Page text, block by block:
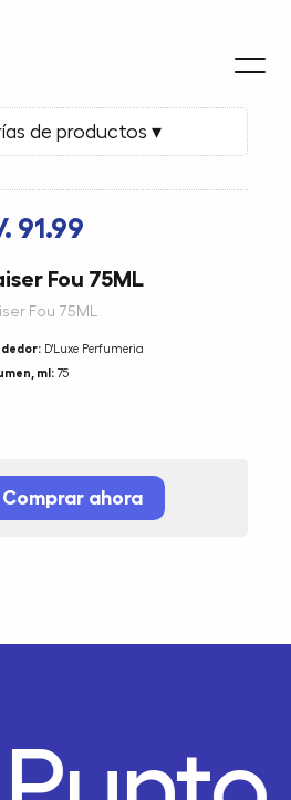
de productos ▾
91.99
Fou 75ML
Fou 75ML
D'Luxe Perfumeria
ml: 75
Comprar ahora